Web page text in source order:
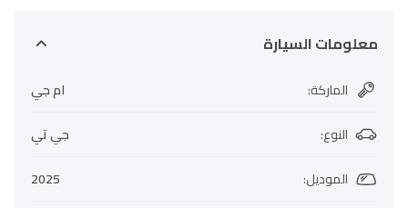
معلومات السيارة
الماركة:
ام جي
النوع:
جي تي
الموديل:
2025